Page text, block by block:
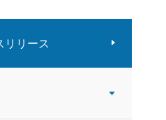
リリース